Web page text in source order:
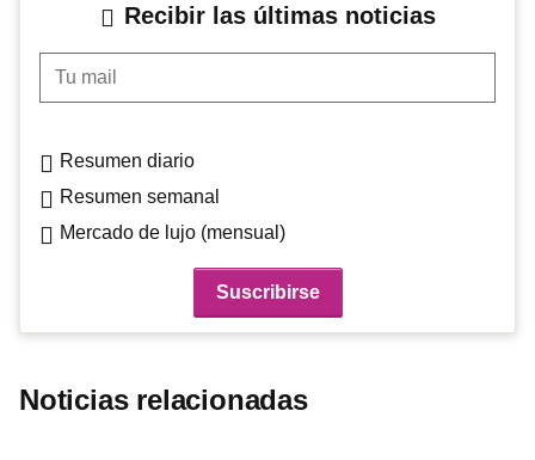
Recibir las últimas noticias
Tu mail
Resumen diario
Resumen semanal
Mercado de lujo (mensual)
Noticias relacionadas